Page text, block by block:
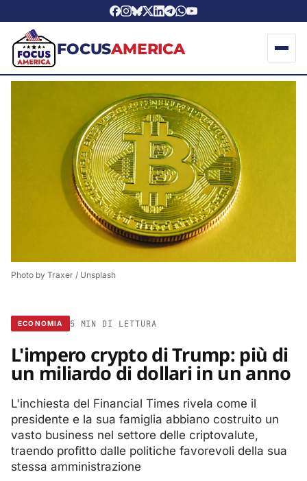
FOCUSAMERICA
Photo by Traxer / Unsplash
ECONOMIA 5 MIN DI LETTURA
L'impero crypto di Trump: più di
un miliardo di dollari in un anno
L'inchiesta del Financial Times rivela come il
presidente e la sua famiglia abbiano costruito un
vasto business nel settore delle criptovalute,
traendo profitto dalle politiche favorevoli della sua
stessa amministrazione